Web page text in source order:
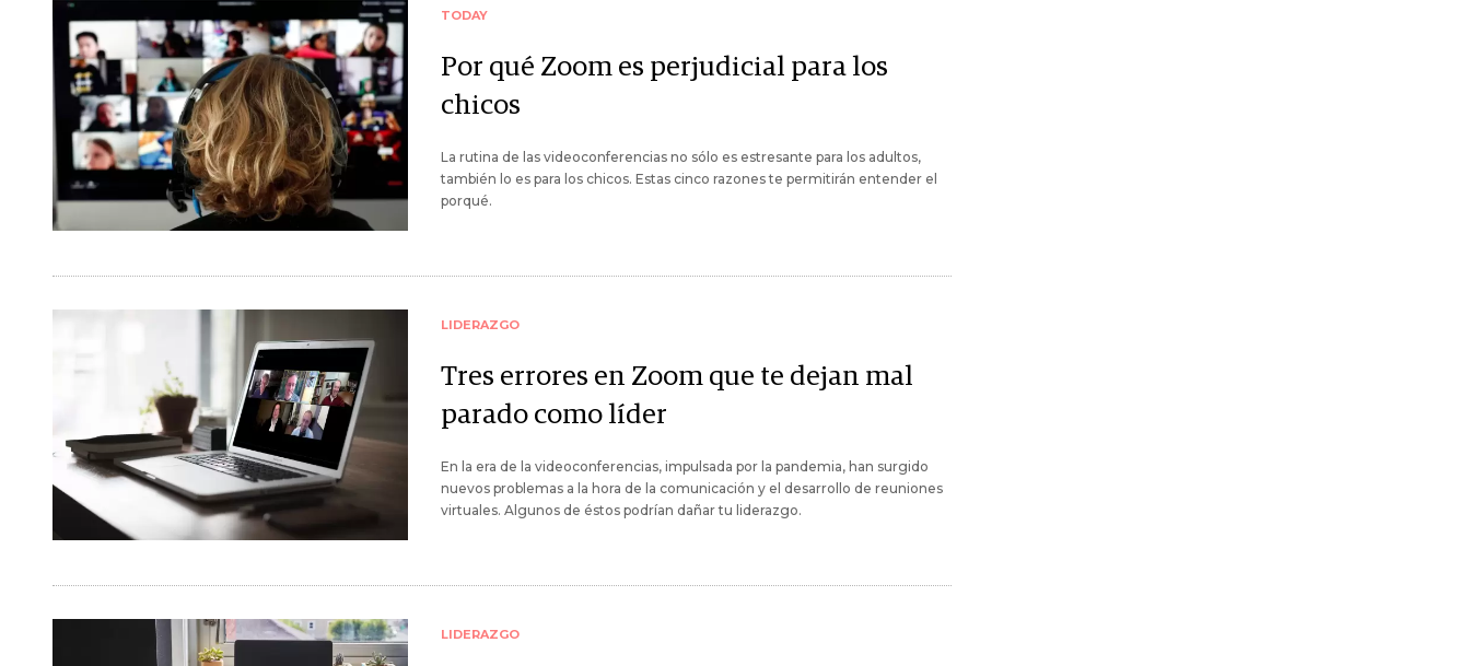
TODAY
Por qué Zoom es perjudicial para los
chicos
La rutina de las videoconferencias no sólo es estresante para los adultos,
también lo es para los chicos. Estas cinco razones te permitirán entender el
porqué.
LIDERAZGO
Tres errores en Zoom que te dejan mal
parado como líder
En la era de la videoconferencias, impulsada por la pandemia, han surgido
nuevos problemas a la hora de la comunicación y el desarrollo de reuniones
virtuales. Algunos de éstos podrían dañar tu liderazgo.
LIDERAZGO